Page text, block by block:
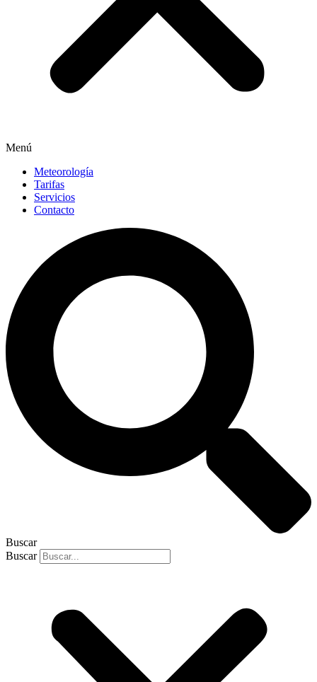
Menú
Meteorología
Tarifas
Servicios
Contacto
Buscar
Buscar